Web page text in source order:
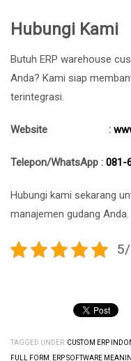
Hubungi Kami
Butuh ERP warehouse
Anda? Kami siap
terintegrasi.
Website :
Telepon/WhatsApp : 081-
Hubungi kami sekarang
manajemen gudang Anda.
TAGGED UNDER: CUSTOM ERP
FULL FORM
ERP SOFTWARE